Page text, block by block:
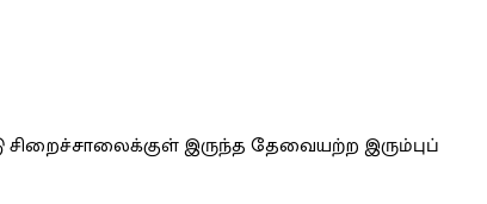
இருந்த தேவையற்ற இரும்புப்